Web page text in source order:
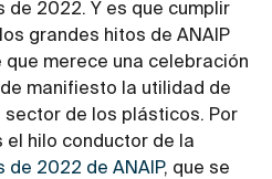
de 2022. Y es que cumplir
grandes hitos de ANAIP
merece una celebración
manifiesto la utilidad de
sector de los plásticos. Por
el hilo conductor de la
de 2022 de ANAIP, que se